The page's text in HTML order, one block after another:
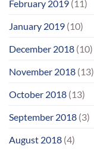
February 2019 (11)
January 2019 (10)
December 2018 (10)
November 2018 (13)
October 2018 (13)
September 2018 (3)
August 2018 (4)